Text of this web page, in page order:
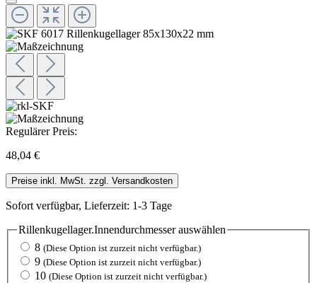
Regulärer Preis:
48,04 €
Preise inkl. MwSt. zzgl. Versandkosten
Sofort verfügbar, Lieferzeit: 1-3 Tage
Rillenkugellager.Innendurchmesserauswählen
8 (Diese Option ist zurzeit nicht verfügbar.)
9 (Diese Option ist zurzeit nicht verfügbar.)
10 (Diese Option ist zurzeit nicht verfügbar.)